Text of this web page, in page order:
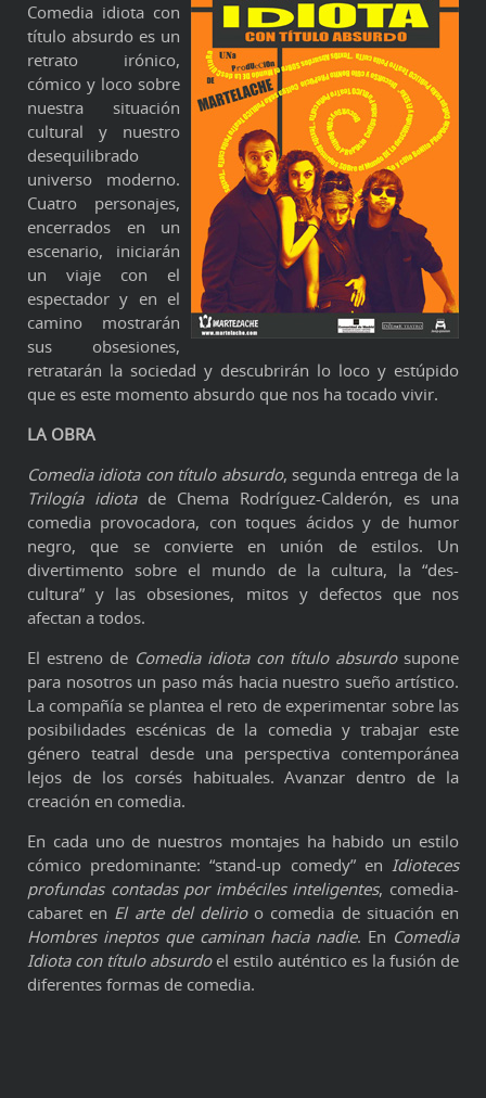
Comedia idiota con
título absurdo es un
retrato irónico,
cómico y loco sobre
nuestra situación
cultural y nuestro
desequilibrado
universo moderno.
Cuatro personajes,
encerrados en un
escenario, iniciarán
un viaje con el
espectador y en el
camino mostrarán
sus obsesiones,
retratarán la sociedad y descubrirán lo loco y estúpido
que es este momento absurdo que nos ha tocado vivir.
LA OBRA
Comedia idiota con título absurdo, segunda entrega de la
Trilogía idiotade Chema Rodríguez-Calderón, es una
comedia provocadora, con toques ácidos y de humor
negro, que se convierte en unión de estilos. Un
divertimento sobre el mundo de la cultura, la “des-
cultura” y las obsesiones, mitos y defectos que nos
afectan a todos.
El estreno de Comedia idiota con título absurdosupone
para nosotros un paso más hacia nuestro sueño artístico.
La compañía se plantea el reto de experimentar sobre las
posibilidades escénicas de la comedia y trabajar este
género teatral desde una perspectiva contemporánea
lejos de los corsés habituales. Avanzar dentro de la
creación en comedia.
En cada uno de nuestros montajes ha habido un estilo
cómico predominante: “stand-up comedy” en Idioteces
profundas contadas por imbéciles inteligentes, comedia-
cabaret en El arte del delirioo comedia de situación en
Hombres ineptos que caminan hacia nadie. En Comedia
Idiota con título absurdoel estilo auténtico es la fusión de
diferentes formas de comedia.